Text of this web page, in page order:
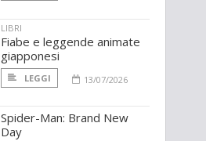
LIBRI
Fiabe e leggende animate
giapponesi
LEGGI 13/07/2026
Spider-Man: Brand New
Day